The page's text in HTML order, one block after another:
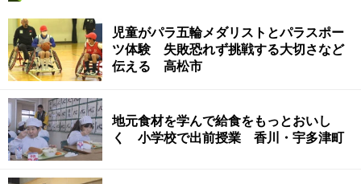
児童がパラ五輪メダリストとパラスポー
ツ体験 失敗恐れず挑戦する大切さなど
伝える 高松市
地元食材を学んで給食をもっとおいし
く 小学校で出前授業 香川・宇多津町